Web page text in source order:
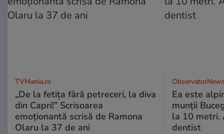
TVMania.ro
„De la fetița fără petreceri, la diva
din Capri!” Scrisoarea
emoționantă scrisă de Ramona
Olaru la 37 de ani
Ea este
munţii
la 10 metri.
dentist